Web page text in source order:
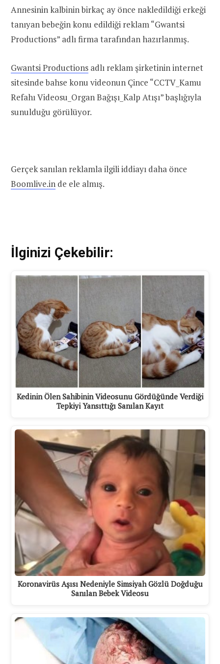
Annesinin kalbinin birkaç ay önce nakledildiği erkeği
tanıyan bebeğin konu edildiği reklam “Gwantsi
Productions” adlı firma tarafından hazırlanmış.
Gwantsi Productions adlı reklam şirketinin internet
sitesinde bahse konu videonun Çince “CCTV_Kamu
Refahı Videosu_Organ Bağışı_Kalp Atışı” başlığıyla
sunulduğu görülüyor.
Gerçek sanılan reklamla ilgili iddiayı daha önce
Boomlive.in de ele almış.
İlginizi Çekebilir:
Kedinin Ölen Sahibinin Videosunu Gördüğünde Verdiği
Tepkiyi Yansıttığı Sanılan Kayıt
Koronavirüs Aşısı Nedeniyle Simsiyah Gözlü Doğduğu
Sanılan Bebek Videosu